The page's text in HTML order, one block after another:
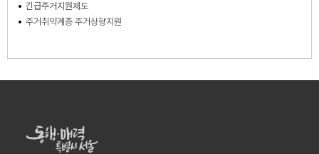
긴급주거지원제도
주거취약계층 주거상향지원